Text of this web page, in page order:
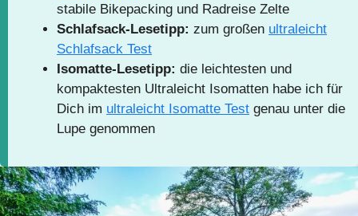
stabile Bikepacking und Radreise Zelte
Schlafsack-Lesetipp: zum großen ultraleicht
Schlafsack Test
Isomatte-Lesetipp: die leichtesten und
kompaktesten Ultraleicht Isomatten habe ich für
Dich im ultraleicht Isomatte Test genau unter die
Lupe genommen